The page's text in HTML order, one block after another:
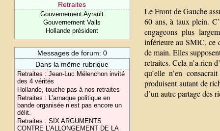
Retraites
Gouvernement Ayrault
Gouvernement Valls
Hollande président
Messages de forum: 0
Dans la même rubrique
Retraites : Jean-Luc Mélenchon invité
des 4 vérités
Hollande, touche pas à nos retraites
Retraites : L’arnaque politique en
bande organisée n’est pas encore un
délit.
Retraites : SIX ARGUMENTS
CONTRE L’ALLONGEMENT DE LA
Le Front de Gauche
60 ans, à taux plein.
engageons plus
inférieure au SMIC, ce
de main. Elles
retraites. Cela n’a rien
qu’elle n’en
produisent autant de
d’un autre partage des